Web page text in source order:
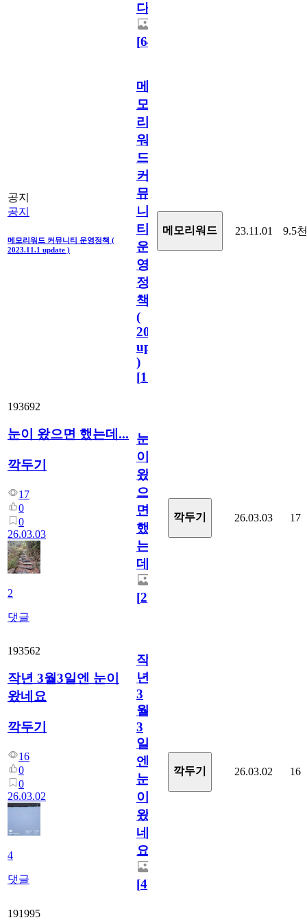
다.
[64
공지
공지
메모리워드 커뮤니티 운영정책 (
2023.11.1 update )
메
모
리
워
드
커
뮤
니
티
운
영
정
책
(
2023.11.1
update
)
[110
메모리워드 23.11.01 9.5천
193692
눈이 왔으면 했는데...
깍두기
17
0
0
26.03.03
2
댓글
눈
이
왔
으
면
했
는
데...
[2]
깍두기 26.03.03 17
193562
작년 3월3일엔 눈이
왔네요
깍두기
16
0
0
26.03.02
4
댓글
작
년
3
월
3
일
엔
눈
이
왔
네
요
[4]
깍두기 26.03.02 16
191995